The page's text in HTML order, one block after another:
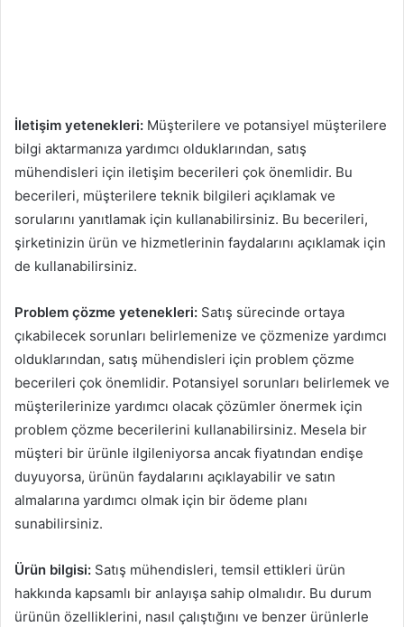
İletişim yetenekleri: Müşterilere ve potansiyel müşterilere
bilgi aktarmanıza yardımcı olduklarından, satış
mühendisleri için iletişim becerileri çok önemlidir. Bu
becerileri, müşterilere teknik bilgileri açıklamak ve
sorularını yanıtlamak için kullanabilirsiniz. Bu becerileri,
şirketinizin ürün ve hizmetlerinin faydalarını açıklamak için
de kullanabilirsiniz.
Problem çözme yetenekleri: Satış sürecinde ortaya
çıkabilecek sorunları belirlemenize ve çözmenize yardımcı
olduklarından, satış mühendisleri için problem çözme
becerileri çok önemlidir. Potansiyel sorunları belirlemek ve
müşterilerinize yardımcı olacak çözümler önermek için
problem çözme becerilerini kullanabilirsiniz. Mesela bir
müşteri bir ürünle ilgileniyorsa ancak fiyatından endişe
duyuyorsa, ürünün faydalarını açıklayabilir ve satın
almalarına yardımcı olmak için bir ödeme planı
sunabilirsiniz.
Ürün bilgisi: Satış mühendisleri, temsil ettikleri ürün
hakkında kapsamlı bir anlayışa sahip olmalıdır. Bu durum
ürünün özelliklerini, nasıl çalıştığını ve benzer ürünlerle